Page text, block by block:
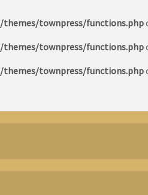
townpress/functions.php
townpress/functions.php
townpress/functions.php